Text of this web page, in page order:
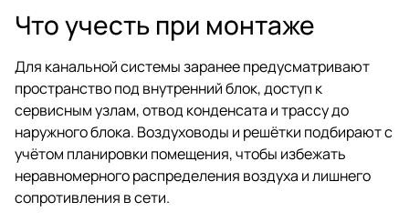
Что учесть при монтаже
Для канальной системы заранее предусматривают
пространство под внутренний блок, доступ к
сервисным узлам, отвод конденсата и трассу до
наружного блока. Воздуховоды и решётки подбирают с
учётом планировки помещения, чтобы избежать
неравномерного распределения воздуха и лишнего
сопротивления в сети.